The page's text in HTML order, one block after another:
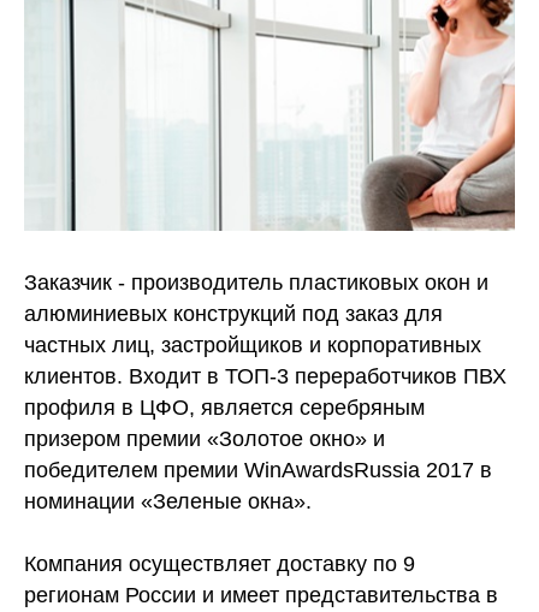
Заказчик - производитель пластиковых окон и
алюминиевых конструкций под заказ для
частных лиц, застройщиков и корпоративных
клиентов. Входит в ТОП-3 переработчиков ПВХ
профиля в ЦФО, является серебряным
призером премии «Золотое окно» и
победителем премии WinAwardsRussia 2017 в
номинации «Зеленые окна».
Компания осуществляет доставку по 9
регионам России и имеет представительства в